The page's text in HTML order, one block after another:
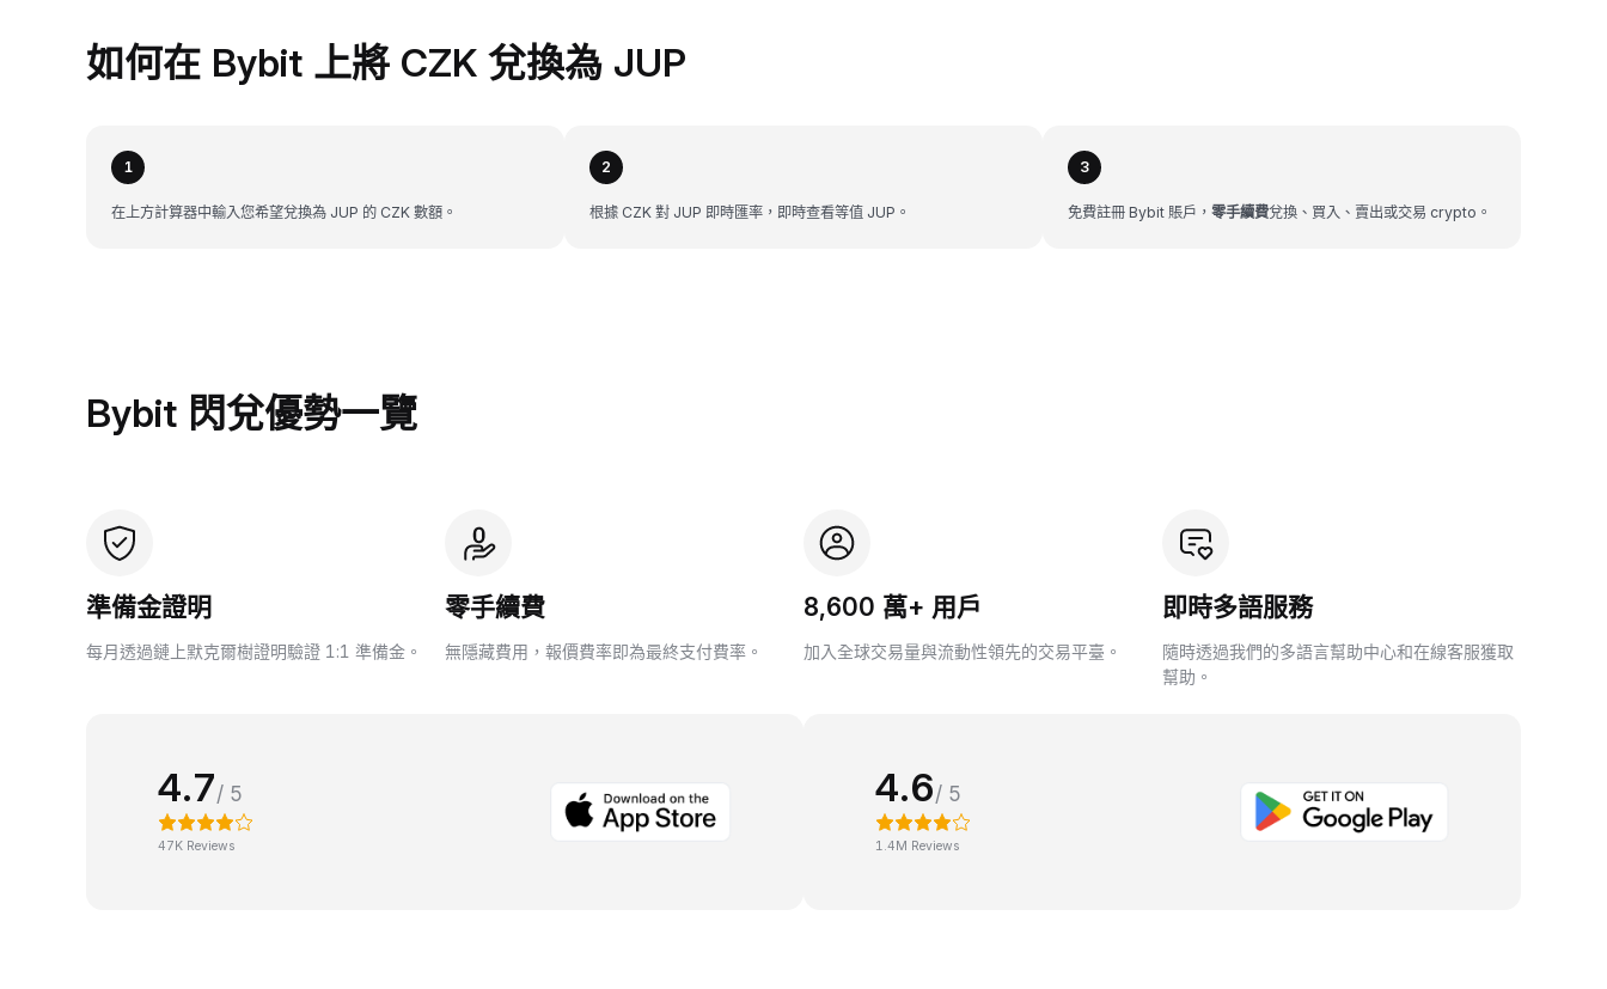
如何在 Bybit 上將 CZK 兌換為 JUP
1
在上方計算器中輸入您希望兌換為 JUP 的 CZK 數額。
2
根據 CZK 對 JUP 即時匯率，即時查看等值 JUP。
3
免費註冊 Bybit 賬戶， 零手續費兌換、買入、賣出或交易 crypto。
Bybit 閃兌優勢一覽
準備金證明
每月透過鏈上默克爾樹證明驗證 1:1 準備金。
零手續費
無隱藏費用，報價費率即為最終支付費率。
8,600 萬+ 用戶
加入全球交易量與流動性領先的交易平臺。
即時多語服務
隨時透過我們的多語言幫助中心和在線客服獲取
幫助。
4.7/ 5
47K Reviews
4.6/ 5
1.4M Reviews